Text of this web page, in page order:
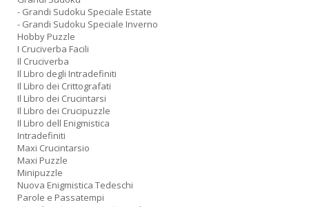
- Grandi Sudoku Speciale Estate
- Grandi Sudoku Speciale Inverno
Hobby Puzzle
I Cruciverba Facili
Il Cruciverba
Il Libro degli Intradefiniti
Il Libro dei Crittografati
Il Libro dei Crucintarsi
Il Libro dei Crucipuzzle
Il Libro dell Enigmistica
Intradefiniti
Maxi Crucintarsio
Maxi Puzzle
Minipuzzle
Nuova Enigmistica Tedeschi
Parole e Passatempi